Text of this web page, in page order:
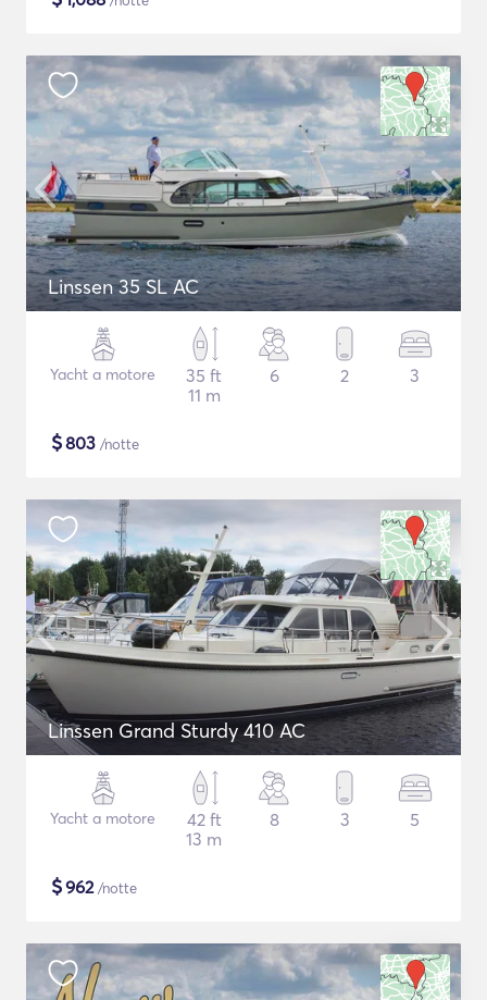
Linssen 35 SL AC
Yacht a motore
35 ft
11 m
6 2 3
$803 /notte
Linssen Grand Sturdy 410 AC
Yacht a motore
42 ft
13 m
8 3 5
$962/notte